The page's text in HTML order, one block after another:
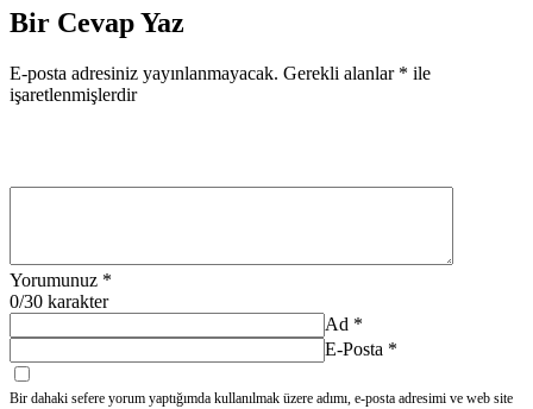
Bir Cevap Yaz
E-posta adresiniz yayınlanmayacak. Gerekli alanlar * ile
işaretlenmişlerdir
Yorumunuz *
0/30 karakter
Ad *
E-Posta *
Bir dahaki sefere yorum yaptığımda kullanılmak üzere adımı, e-posta adresimi ve web site